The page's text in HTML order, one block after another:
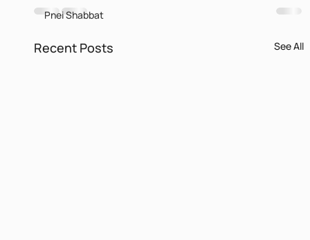
Pnei Shabbat
Recent Posts See All